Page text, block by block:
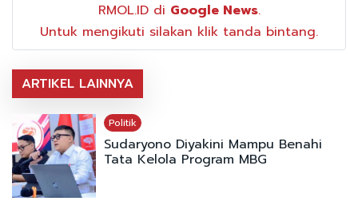
RMOL.ID di Google News.
Untuk mengikuti silakan klik tanda bintang.
ARTIKEL LAINNYA
Politik
Sudaryono Diyakini Mampu Benahi
Tata Kelola Program MBG